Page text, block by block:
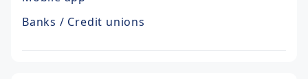
Banks / Credit unions